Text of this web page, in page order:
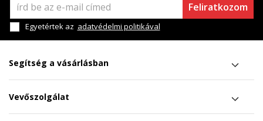
Feliratkozom
Egyetértek az adatvédelmi politikával
Segítség a vásárlásban
Vevőszolgálat